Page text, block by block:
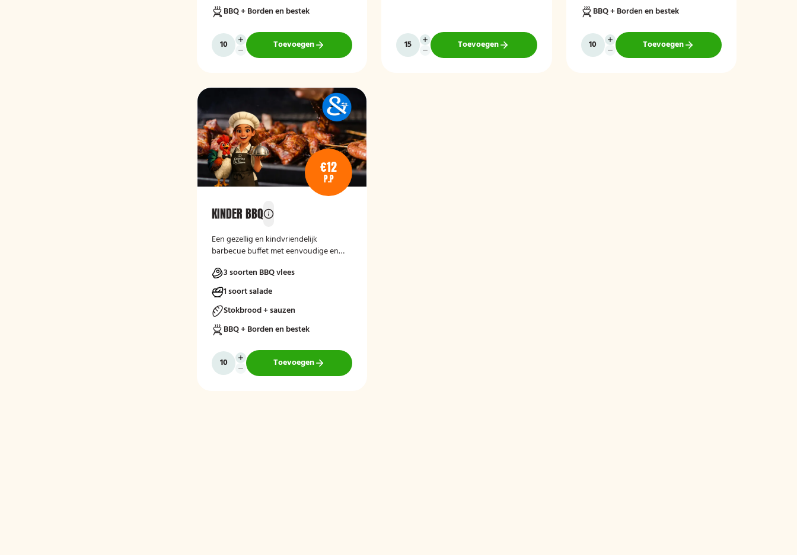
BBQ + Borden en bestek
Toevoegen Toevoegen
BBQ + Borden en bestek
Toevoegen
€12
P.P
KINDER BBQ
Een gezellig en kindvriendelijk
barbecue buffet met eenvoudige en
barbecue worst en frikandellen.
Aangevuld met stokbrood met
kruidenboter, satésaus en een frisse
fruitsalade, plus een leuke
kinderverrassing voor extra
feestplezier.
3 soorten BBQ vlees
1 soort salade
Stokbrood + sauzen
BBQ + Borden en bestek
Toevoegen